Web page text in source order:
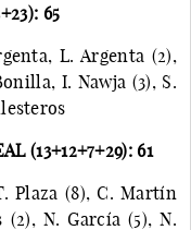
65
L. Argenta (2),
I. Nawja (3), S.
(13+12+7+29): 61
Plaza (8), C. Martín
(2), N. García (5), N.